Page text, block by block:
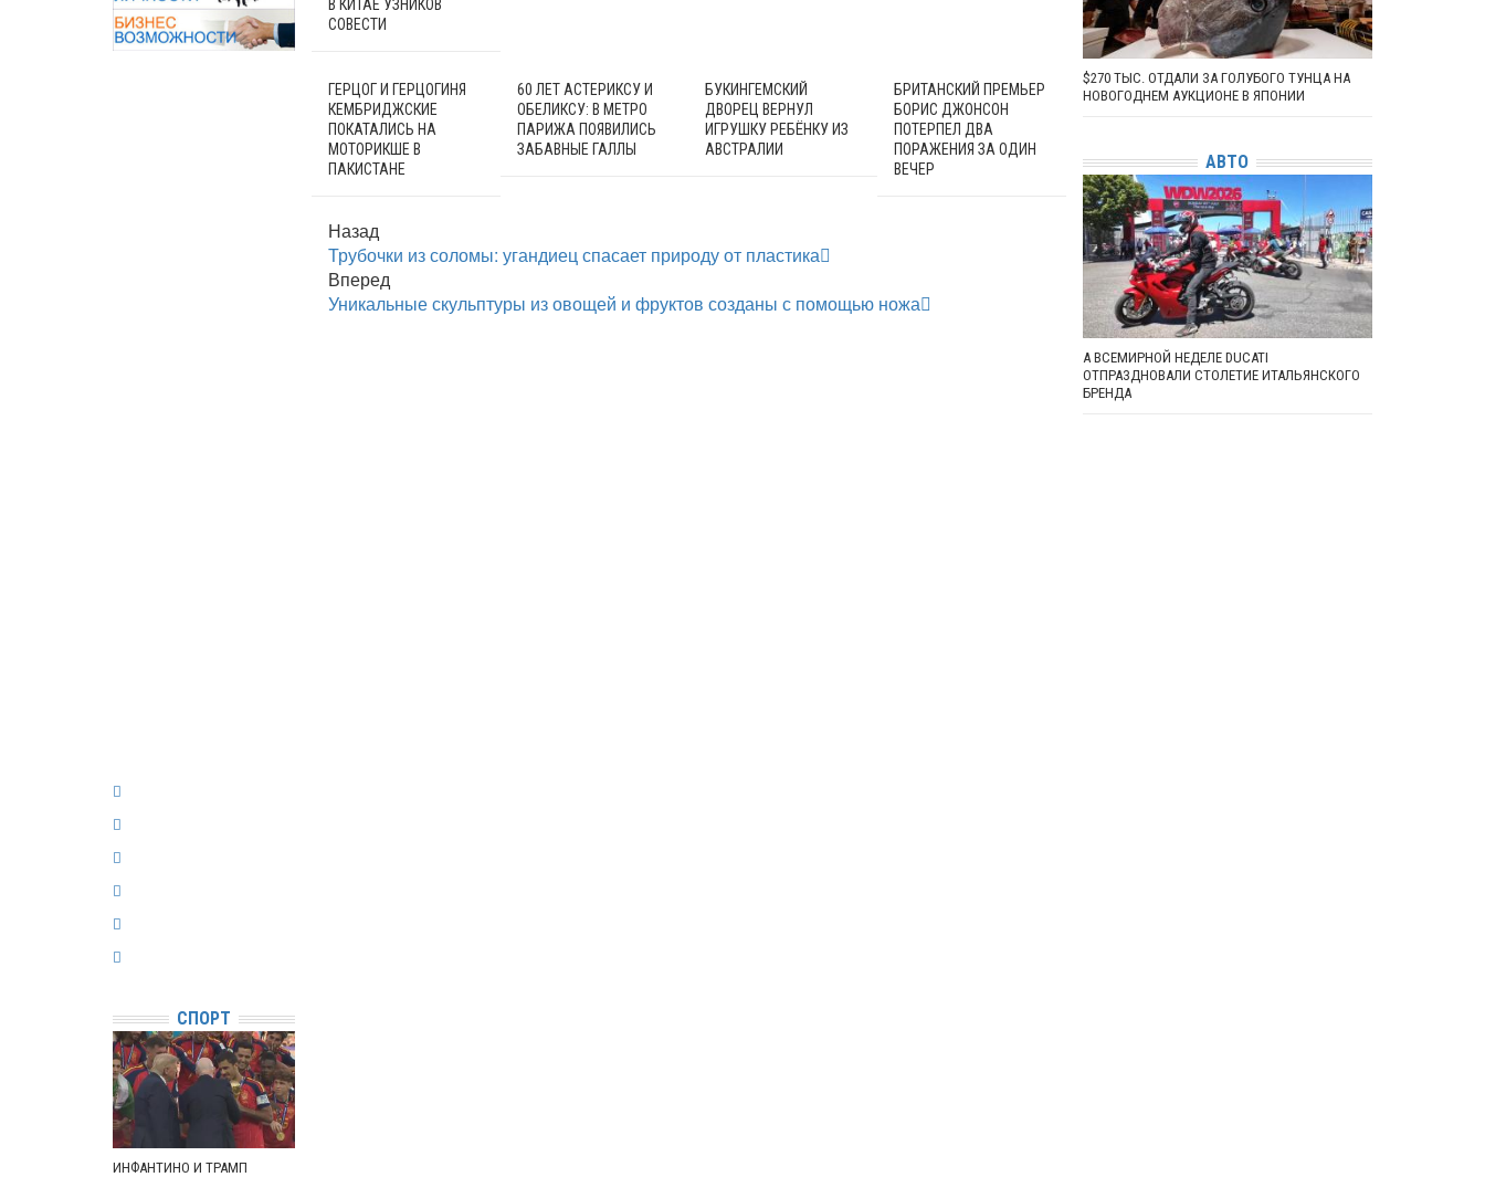
В КИТАЕ УЗНИКОВ
СОВЕСТИ
ГЕРЦОГ И ГЕРЦОГИНЯ
КЕМБРИДЖСКИЕ
ПОКАТАЛИСЬ НА
МОТОРИКШЕ В
ПАКИСТАНЕ
60 ЛЕТ АСТЕРИКСУ И
ОБЕЛИКСУ: В МЕТРО
ПАРИЖА ПОЯВИЛИСЬ
ЗАБАВНЫЕ ГАЛЛЫ
БУКИНГЕМСКИЙ
ДВОРЕЦ ВЕРНУЛ
ИГРУШКУ РЕБЁНКУ ИЗ
АВСТРАЛИИ
БРИТАНСКИЙ ПРЕМЬЕР
БОРИС ДЖОНСОН
ПОТЕРПЕЛ ДВА
ПОРАЖЕНИЯ ЗА ОДИН
ВЕЧЕР
Назад
Трубочки из соломы: угандиец спасает природу от пластика
Вперед
Уникальные скульптуры из овощей и фруктов созданы с помощью ножа
СПОРТ
ИНФАНТИНО И ТРАМП
$270 ТЫС. ОТДАЛИ ЗА ГОЛУБОГО ТУНЦА НА
НОВОГОДНЕМ АУКЦИОНЕ В ЯПОНИИ
АВТО
А ВСЕМИРНОЙ НЕДЕЛЕ DUCATI
ОТПРАЗДНОВАЛИ СТОЛЕТИЕ ИТАЛЬЯНСКОГО
БРЕНДА